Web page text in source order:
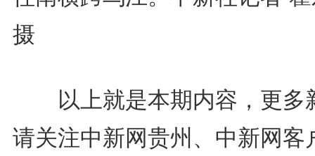
摄
以上就是本期内容，更多
请关注中新网贵州、中新网客